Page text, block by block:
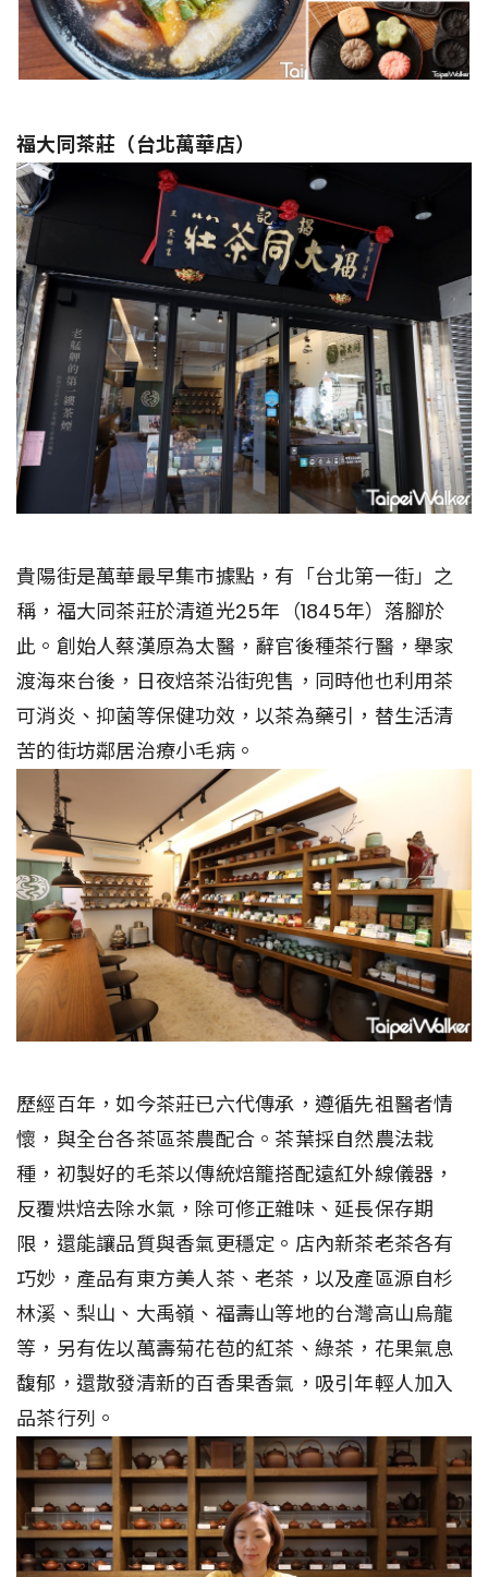
福大同茶莊（台北萬華店）
貴陽街是萬華最早集市據點，有「台北第一街」之
稱，福大同茶莊於清道光25年（1845年）落腳於
此。創始人蔡漢原為太醫，辭官後種茶行醫，舉家
渡海來台後，日夜焙茶沿街兜售，同時他也利用茶
可消炎、抑菌等保健功效，以茶為藥引，替生活清
苦的街坊鄰居治療小毛病。
歷經百年，如今茶莊已六代傳承，遵循先祖醫者情
懷，與全台各茶區茶農配合。茶葉採自然農法栽
種，初製好的毛茶以傳統焙籠搭配遠紅外線儀器，
反覆烘焙去除水氣，除可修正雜味、延長保存期
限，還能讓品質與香氣更穩定。店內新茶老茶各有
巧妙，產品有東方美人茶、老茶，以及產區源自杉
林溪、梨山、大禹嶺、福壽山等地的台灣高山烏龍
等，另有佐以萬壽菊花苞的紅茶、綠茶，花果氣息
馥郁，還散發清新的百香果香氣，吸引年輕人加入
品茶行列。